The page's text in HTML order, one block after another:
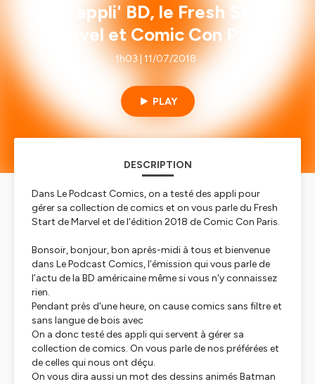
Les appli' BD, le Fresh Start
Marvel et Comic Con Paris
1h03 | 11/07/2018
PLAY
DESCRIPTION
Dans Le Podcast Comics, on a testé des appli pour
gérer sa collection de comics et on vous parle du Fresh
Start de Marvel et de l'édition 2018 de Comic Con Paris.
Bonsoir, bonjour, bon après-midi à tous et bienvenue
dans Le Podcast Comics, l’émission qui vous parle de
l’actu de la BD américaine même si vous n'y connaissez
rien.
Pendant près d'une heure, on cause comics sans filtre et
sans langue de bois avec
On a donc testé des appli qui servent à gérer sa
collection de comics. On vous parle de nos préférées et
de celles qui nous ont déçu.
On vous dira aussi un mot des dessins animés Batman